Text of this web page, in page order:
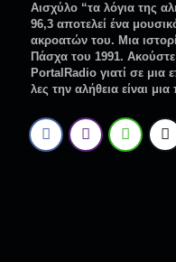
Αισχύλο “τα λόγια της
96,3 αποτελεί ένα
ακροατών του. Μια
Πάσχα του 1991.
PortalRadio γιατί σε
λες την αλήθεια είναι